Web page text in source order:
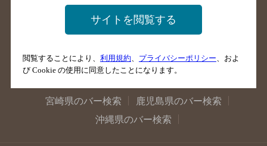
島根県のバー検索
徳島県のバー検索
香川県のバー検索
愛媛県のバー検索
長崎県のバー検索
佐賀県のバー検索
宮崎県のバー検索
鹿児島県のバー検索
沖縄県のバー検索
サイトを閲覧する
閲覧することにより、 利用規約 プライバシーポリシー 、およ
び Cookie の使用に同意したことになります。